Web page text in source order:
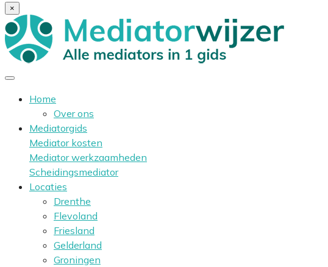
×
Home
Over ons
Mediatorgids
Mediator kosten
Mediator werkzaamheden
Scheidingsmediator
Locaties
Drenthe
Flevoland
Friesland
Gelderland
Groningen